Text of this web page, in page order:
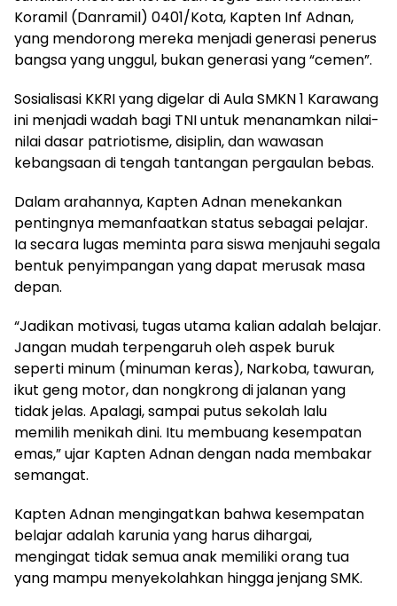
Koramil (Danramil) 0401/Kota, Kapten Inf Adnan,
yang mendorong mereka menjadi generasi penerus
bangsa yang unggul, bukan generasi yang “cemen”.
Sosialisasi KKRI yang digelar di Aula SMKN 1 Karawang
ini menjadi wadah bagi TNI untuk menanamkan nilai-
nilai dasar patriotisme, disiplin, dan wawasan
kebangsaan di tengah tantangan pergaulan bebas.
Dalam arahannya, Kapten Adnan menekankan
pentingnya memanfaatkan status sebagai pelajar.
Ia secara lugas meminta para siswa menjauhi segala
bentuk penyimpangan yang dapat merusak masa
depan.
“Jadikan motivasi, tugas utama kalian adalah belajar.
Jangan mudah terpengaruh oleh aspek buruk
seperti minum (minuman keras), Narkoba, tawuran,
ikut geng motor, dan nongkrong di jalanan yang
tidak jelas. Apalagi, sampai putus sekolah lalu
memilih menikah dini. Itu membuang kesempatan
emas,” ujar Kapten Adnan dengan nada membakar
semangat.
Kapten Adnan mengingatkan bahwa kesempatan
belajar adalah karunia yang harus dihargai,
mengingat tidak semua anak memiliki orang tua
yang mampu menyekolahkan hingga jenjang SMK.